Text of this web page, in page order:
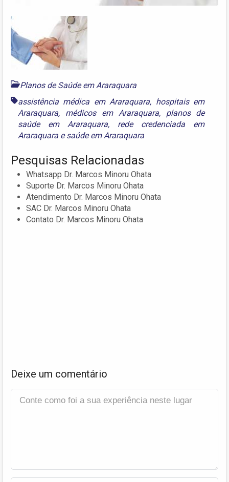
Planos de Saúde em Araraquara
assistência médica em Araraquara, hospitais em
Araraquara, médicos em Araraquara, planos de
saúde em Araraquara, rede credenciada em
Araraquara esaúde em Araraquara
Pesquisas Relacionadas
Whatsapp Dr. Marcos Minoru Ohata
Suporte Dr. Marcos Minoru Ohata
Atendimento Dr. Marcos Minoru Ohata
SAC Dr. Marcos Minoru Ohata
Contato Dr. Marcos Minoru Ohata
Deixe um comentário